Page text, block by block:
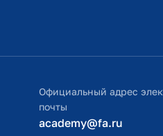
Официальный адрес
почты
academy@fa.ru